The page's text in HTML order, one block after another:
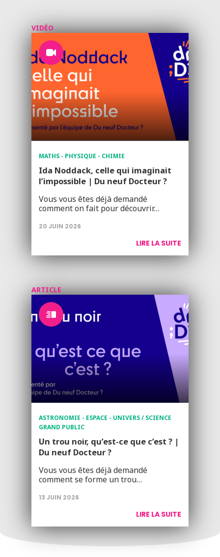
VIDÉO
MATHS - PHYSIQUE - CHIMIE
Ida Noddack, celle qui imaginait
l’impossible | Du neuf Docteur ?
Vous vous êtes déjà demandé
comment on fait pour découvrir…
20 JUIN 2026
LIRE LA SUITE
ARTICLE
ASTRONOMIE - ESPACE - UNIVERS / SCIENCE
GRAND PUBLIC
Un trou noir, qu’est-ce que c’est ? |
Du neuf Docteur ?
Vous vous êtes déjà demandé
comment se forme un trou…
13 JUIN 2026
LIRE LA SUITE